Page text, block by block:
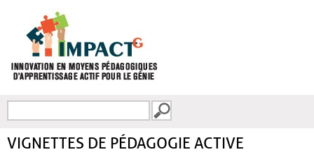
FORMULAIRE DE
VIGNETTES DE PÉDAGOGIE ACTIVE